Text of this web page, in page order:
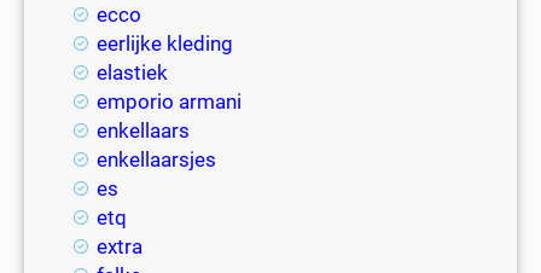
ecco
eerlijke kleding
elastiek
emporio armani
enkellaars
enkellaarsjes
es
etq
extra